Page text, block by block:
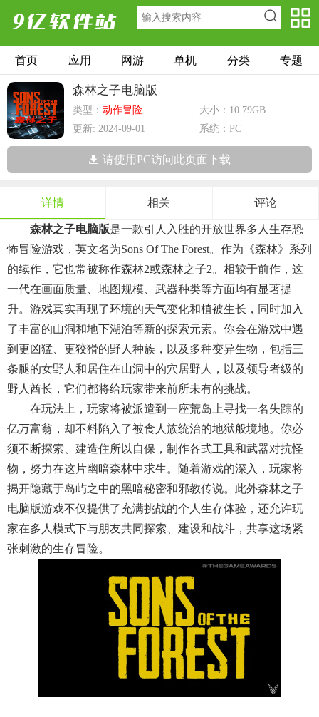
首页 应用 网游 单机 分类 专题
森林之子电脑版
类型： 动作冒险
大小：10.79GB
更新: 2024-09-01
系统：PC
请使用PC访问此页面下载
详情 相关 评论
森林之子电脑版是一款引人入胜的开放世界多人生存恐
怖冒险游戏，英文名为Sons Of The Forest。作为《森林》系列
的续作，它也常被称作森林2或森林之子2。相较于前作，这
一代在画面质量、地图规模、武器种类等方面均有显著提
升。游戏真实再现了环境的天气变化和植被生长，同时加入
了丰富的山洞和地下湖泊等新的探索元素。你会在游戏中遇
到更凶猛、更狡猾的野人种族，以及多种变异生物，包括三
条腿的女野人和居住在山洞中的穴居野人，以及领导者级的
野人酋长，它们都将给玩家带来前所未有的挑战。
在玩法上，玩家将被派遣到一座荒岛上寻找一名失踪的
亿万富翁，却不料陷入了被食人族统治的地狱般境地。你必
须不断探索、建造住所以自保，制作各式工具和武器对抗怪
物，努力在这片幽暗森林中求生。随着游戏的深入，玩家将
揭开隐藏于岛屿之中的黑暗秘密和邪教传说。此外森林之子
电脑版游戏不仅提供了充满挑战的个人生存体验，还允许玩
家在多人模式下与朋友共同探索、建设和战斗，共享这场紧
张刺激的生存冒险。